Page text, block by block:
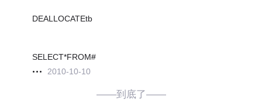
DEALLOCATEtb
SELECT*FROM#
2010-10-10
——到底了——